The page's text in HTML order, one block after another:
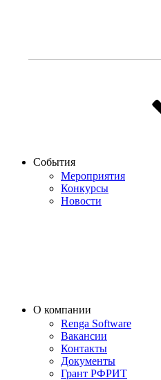
События
Мероприятия
Конкурсы
Новости
О компании
Renga Software
Вакансии
Контакты
Документы
Грант РФРИТ